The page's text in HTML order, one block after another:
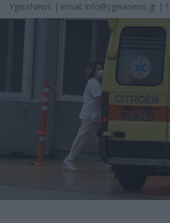
YgeiaNews | email: info@ygeianews.gr |